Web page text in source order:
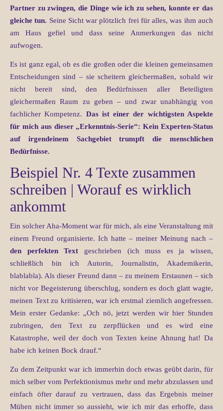
Partner zu zwingen, die Dinge wie ich zu sehen, konnte er das
gleiche tun. Seine Sicht war plötzlich frei für alles, was ihm auch
am Haus gefiel und dass seine Anmerkungen das nicht
aufwogen.
Es ist ganz egal, ob es die großen oder die kleinen gemeinsamen
Entscheidungen sind – sie scheitern gleichermaßen, sobald wir
nicht bereit sind, den Bedürfnissen aller Beteiligten
gleichermaßen Raum zu geben – und zwar unabhängig von
fachlicher Kompetenz. Das ist einer der wichtigsten Aspekte
für mich aus dieser „Erkenntnis-Serie“: Kein Experten-Status
auf irgendeinem Sachgebiet trumpft die menschlichen
Bedürfnisse.
Beispiel Nr. 4 Texte zusammen
schreiben | Worauf es wirklich
ankommt
Ein solcher Aha-Moment war für mich, als eine Veranstaltung mit
einem Freund organisierte. Ich hatte – meiner Meinung nach –
den perfekten Text geschrieben (ich muss es ja wissen,
schließlich bin ich Autorin, Journalistin, Akademikerin,
blablabla). Als dieser Freund dann – zu meinem Erstaunen – sich
nicht vor Begeisterung überschlug, sondern es doch glatt wagte,
meinen Text zu kritisieren, war ich erstmal ziemlich angefressen.
Mein erster Gedanke: „Och nö, jetzt werden wir hier Stunden
zubringen, den Text zu zerpflücken und es wird eine
Katastrophe, weil der doch von Texten keine Ahnung hat! Da
habe ich keinen Bock drauf.“
Zu dem Zeitpunkt war ich immerhin doch etwas geübt darin, für
mich selber vom Perfektionismus mehr und mehr abzulassen und
einfach öfter darauf zu vertrauen, dass das Ergebnis meiner
Mühen nicht immer so aussieht, wie ich mir das erhoffe, dass